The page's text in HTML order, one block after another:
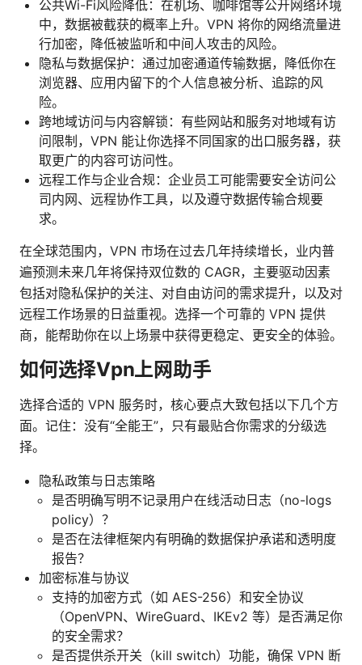
公共Wi-Fi风险降低：在机场、咖啡馆等公开网络环境
中，数据被截获的概率上升。VPN 将你的网络流量进
行加密，降低被监听和中间人攻击的风险。
隐私与数据保护：通过加密通道传输数据，降低你在
浏览器、应用内留下的个人信息被分析、追踪的风
险。
跨地域访问与内容解锁：有些网站和服务对地域有访
问限制，VPN 能让你选择不同国家的出口服务器，获
取更广的内容可访问性。
远程工作与企业合规：企业员工可能需要安全访问公
司内网、远程协作工具，以及遵守数据传输合规要
求。
在全球范围内，VPN 市场在过去几年持续增长，业内普
遍预测未来几年将保持双位数的 CAGR，主要驱动因素
包括对隐私保护的关注、对自由访问的需求提升，以及对
远程工作场景的日益重视。选择一个可靠的 VPN 提供
商，能帮助你在以上场景中获得更稳定、更安全的体验。
如何选择Vpn上网助手
选择合适的 VPN 服务时，核心要点大致包括以下几个方
面。记住：没有“全能王”，只有最贴合你需求的分级选
择。
隐私政策与日志策略
是否明确写明不记录用户在线活动日志（no-logs
policy）？
是否在法律框架内有明确的数据保护承诺和透明度
报告？
加密标准与协议
支持的加密方式（如 AES-256）和安全协议
（OpenVPN、WireGuard、IKEv2 等）是否满足你
的安全需求？
是否提供杀开关（kill switch）功能，确保 VPN 断